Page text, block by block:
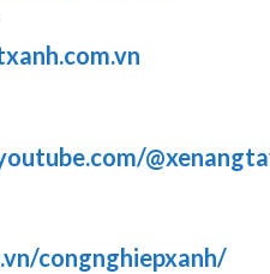
congnghiepxanh/